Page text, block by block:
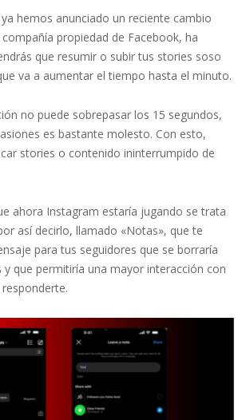
hemos anunciado un reciente cambio
propiedad de Facebook, ha
que resumir o subir tus stories soso
va a aumentar el tiempo hasta el minuto.
no puede sobrepasar los 15 segundos,
es bastante molesto. Con esto,
stories o contenido ininterrumpido de
ahora Instagram estaría jugando se trata
así decirlo, llamado «Notas», que te
para tus seguidores que se borraría
y que permitiría una mayor interacción con